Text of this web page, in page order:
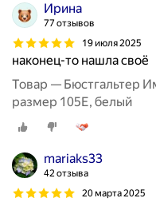
Ирина
77 отзывов
19 июля 2025
наконец-то нашла своё
Товар — Бюстгальтер
размер 105E, белый
mariaks33
42 отзыва
20 марта 2025